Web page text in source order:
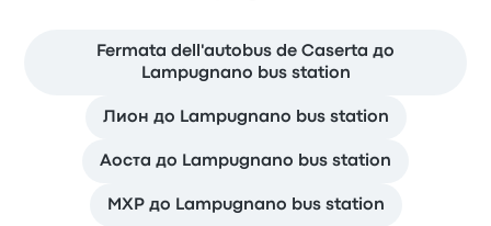
Fermata dell'autobus de Caserta до
Lampugnano bus station
Лион до Lampugnano bus station
Аоста до Lampugnano bus station
MXP до Lampugnano bus station